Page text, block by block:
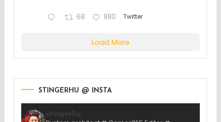
68 880 Twitter
Load More
STINGERHU @ INSTA